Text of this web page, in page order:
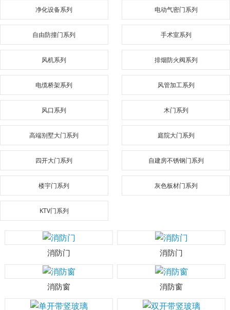
净化设备系列 电动气密门系列
自由防撞门系列 手术室系列
风机系列 排烟防火阀系列
电缆桥架系列 风管加工系列
风口系列 木门系列
高端别墅大门系列 庭院大门系列
四开大门系列 自建房不锈钢门系列
楼宇门系列 灰色板材门系列
KTV门系列
消防门 消防门
消防窗 消防窗